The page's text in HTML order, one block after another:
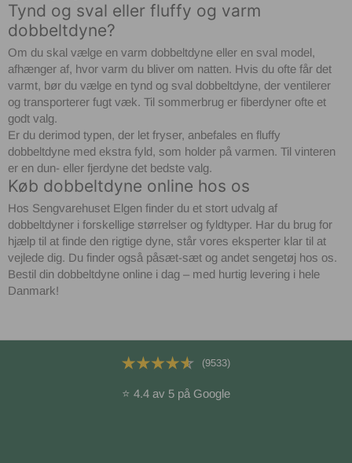
Tynd og sval eller fluffy og varm
dobbeltdyne?
Om du skal vælge en varm dobbeltdyne eller en sval model,
afhænger af, hvor varm du bliver om natten. Hvis du ofte får det
varmt, bør du vælge en tynd og sval dobbeltdyne, der ventilerer
og transporterer fugt væk. Til sommerbrug er fiberdyner ofte et
godt valg.
Er du derimod typen, der let fryser, anbefales en fluffy
dobbeltdyne med ekstra fyld, som holder på varmen. Til vinteren
er en dun- eller fjerdyne det bedste valg.
Køb dobbeltdyne online hos os
Hos Sengvarehuset Elgen finder du et stort udvalg af
dobbeltdyner i forskellige størrelser og fyldtyper. Har du brug for
hjælp til at finde den rigtige dyne, står vores eksperter klar til at
vejlede dig. Du finder også påsæt-sæt og andet sengetøj hos os.
Bestil din dobbeltdyne online i dag – med hurtig levering i hele
Danmark!
(9533)
⭐ 4.4 av 5 på Google